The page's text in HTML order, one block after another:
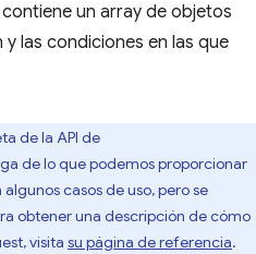
un array de objetos
las condiciones en las que
de la API de
de lo que podemos proporcionar
casos de uso, pero se
obtener una descripción de cómo
visita su página de referencia.